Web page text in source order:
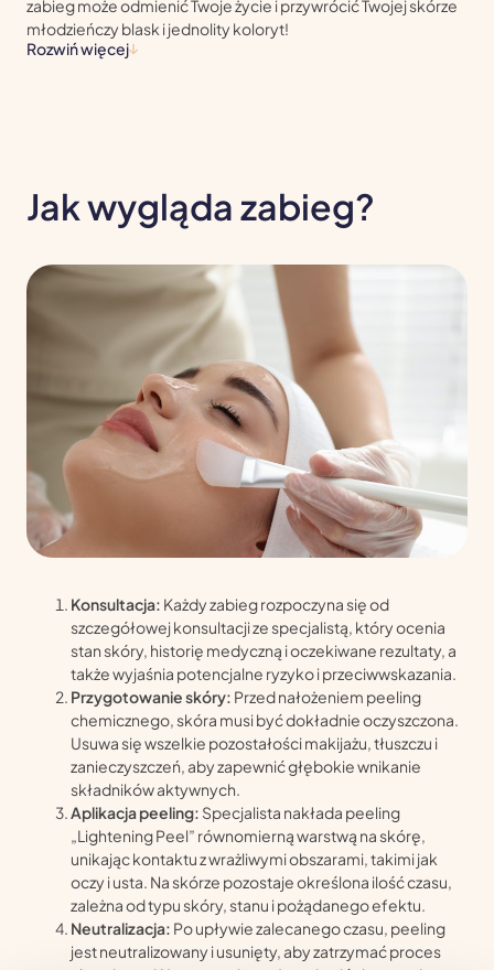
zabieg może odmienić Twoje życie i przywrócić Twojej skórze
młodzieńczy blask i jednolity koloryt!
Rozwiń więcej
Jak wygląda zabieg?
Konsultacja: Każdy zabieg rozpoczyna się od
szczegółowej konsultacji ze specjalistą, który ocenia
stan skóry, historię medyczną i oczekiwane rezultaty, a
także wyjaśnia potencjalne ryzyko i przeciwwskazania.
Przygotowanie skóry: Przed nałożeniem peeling
chemicznego, skóra musi być dokładnie oczyszczona.
Usuwa się wszelkie pozostałości makijażu, tłuszczu i
zanieczyszczeń, aby zapewnić głębokie wnikanie
składników aktywnych.
Aplikacja peeling: Specjalista nakłada peeling
„Lightening Peel” równomierną warstwą na skórę,
unikając kontaktu z wrażliwymi obszarami, takimi jak
oczy i usta. Na skórze pozostaje określona ilość czasu,
zależna od typu skóry, stanu i pożądanego efektu.
Neutralizacja: Po upływie zalecanego czasu, peeling
jest neutralizowany i usunięty, aby zatrzymać proces